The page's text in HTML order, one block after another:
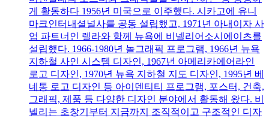
게 활동하다 1956년 미국으로 이주했다. 시카고에 유니
마크인터내셜널사를 공동 설립했고, 1971년 아내이자 사
업 파트너인 렐라와 함께 뉴욕에 비넬리어소시에이츠를
설립했다. 1966-1980년 놀그래픽 프로그램, 1966년 뉴욕
지하철 사인 시스템 디자인, 1967년 아메리카에어라인
로고 디자인, 1970년 뉴욕 지하철 지도 디자인, 1995년 베
네통 로고 디자인 등 아이덴티티 프로그램, 포스터, 건축,
그래픽, 제품 등 다양한 디자인 분야에서 활동해 왔다. 비
넬리는 초창기부터 지금까지 조직적이고 구조적인 디자